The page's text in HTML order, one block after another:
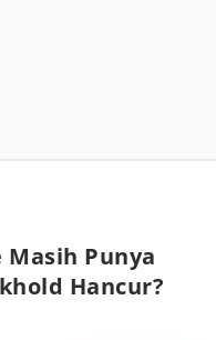
Masih Punya
Hancur?